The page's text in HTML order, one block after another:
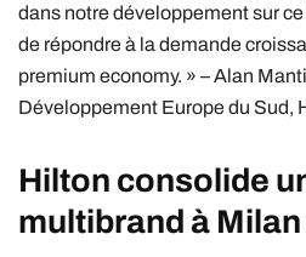
dans notre développement sur
de répondre à la demande
premium economy. » – Alan
Développement Europe du Sud,
Hilton consolide
multibrand à